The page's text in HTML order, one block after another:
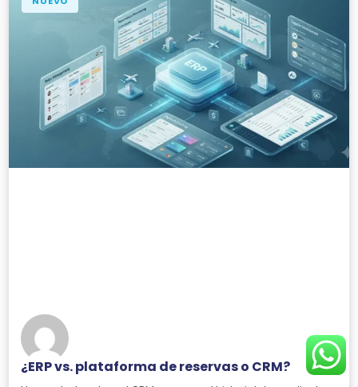
¿ERP vs. plataforma de reservas o CRM?